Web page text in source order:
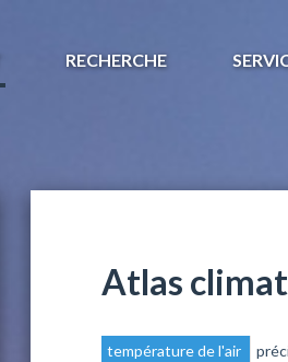
RECHERCHE
Atlas
température de l'air